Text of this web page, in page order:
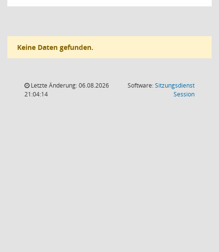
Keine Daten gefunden.
Letzte Änderung: 06.08.2026
21:04:14
Software:Sitzungsdienst
Session(Wird in